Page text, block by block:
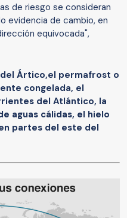
de riesgo se consideran
evidencia de cambio, en
equivocada",
Ártico,el permafrost o
congelada, el
del Atlántico, la
aguas cálidas, el hielo
partes del este del